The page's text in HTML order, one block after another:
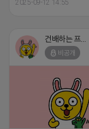
2025-09-12 14:55
건배하는 프로도
비공개